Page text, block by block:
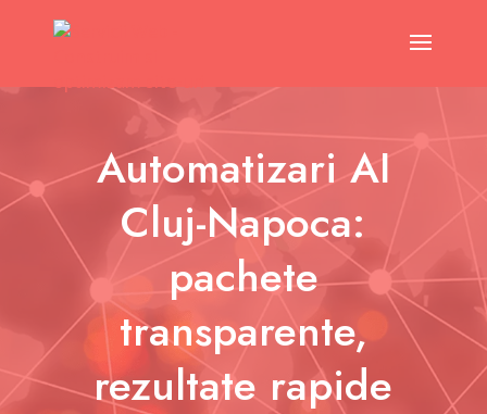
Automatizari AI
Cluj-Napoca:
pachete
transparente,
rezultate rapide